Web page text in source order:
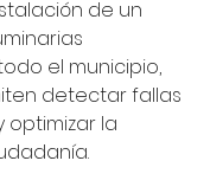
de un
el municipio,
detectar fallas
optimizar la